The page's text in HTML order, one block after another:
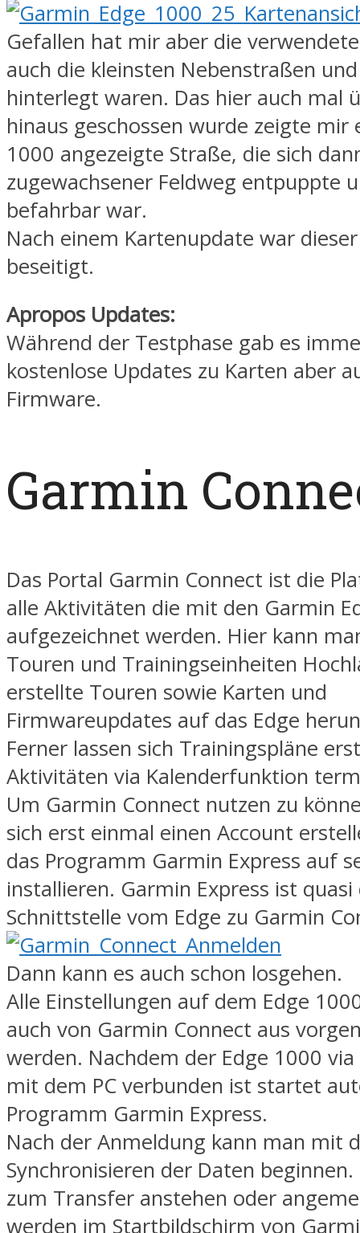
Gefallen hat mir aber die
auch die kleinsten Nebenstraßen
hinterlegt waren. Das hier auch mal
hinaus geschossen wurde zeigte mir
1000 angezeigte Straße, die sich
zugewachsener Feldweg entpuppte
befahrbar war.
Nach einem Kartenupdate war
beseitigt.
Apropos Updates:
Während der Testphase gab es
kostenlose Updates zu Karten aber
Firmware.
Garmin
Das Portal Garmin Connect ist die
alle Aktivitäten die mit den Garmin
aufgezeichnet werden. Hier kann
Touren und Trainingseinheiten
erstellte Touren sowie Karten und
Firmwareupdates auf das Edge
Ferner lassen sich Trainingspläne
Aktivitäten via Kalenderfunktion
Um Garmin Connect nutzen zu
sich erst einmal einen Account
das Programm Garmin Express auf
installieren. Garmin Express ist quasi
Schnittstelle vom Edge zu Garmin
Dann kann es auch schon losgehen.
Alle Einstellungen auf dem Edge
auch von Garmin Connect aus
werden. Nachdem der Edge 1000 via
mit dem PC verbunden ist startet
Programm Garmin Express.
Nach der Anmeldung kann man mit
Synchronisieren der Daten
zum Transfer anstehen oder
werden im Startbildschirm von